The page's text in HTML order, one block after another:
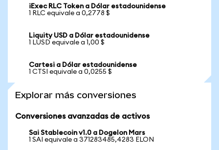
iExec RLC Token a Dólar estadounidense
1 RLC equivale a 0,2778 $
Liquity USD a Dólar estadounidense
1 LUSD equivale a 1,00 $
Cartesi a Dólar estadounidense
1 CTSI equivale a 0,0255 $
Explorar más conversiones
Conversiones avanzadas de activos
Sai Stablecoin v1.0 a Dogelon Mars
1 SAI equivale a 371283485,4283 ELON